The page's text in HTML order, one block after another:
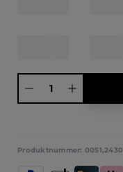
Produkt Anzahl: Gib den
Produktnummer: